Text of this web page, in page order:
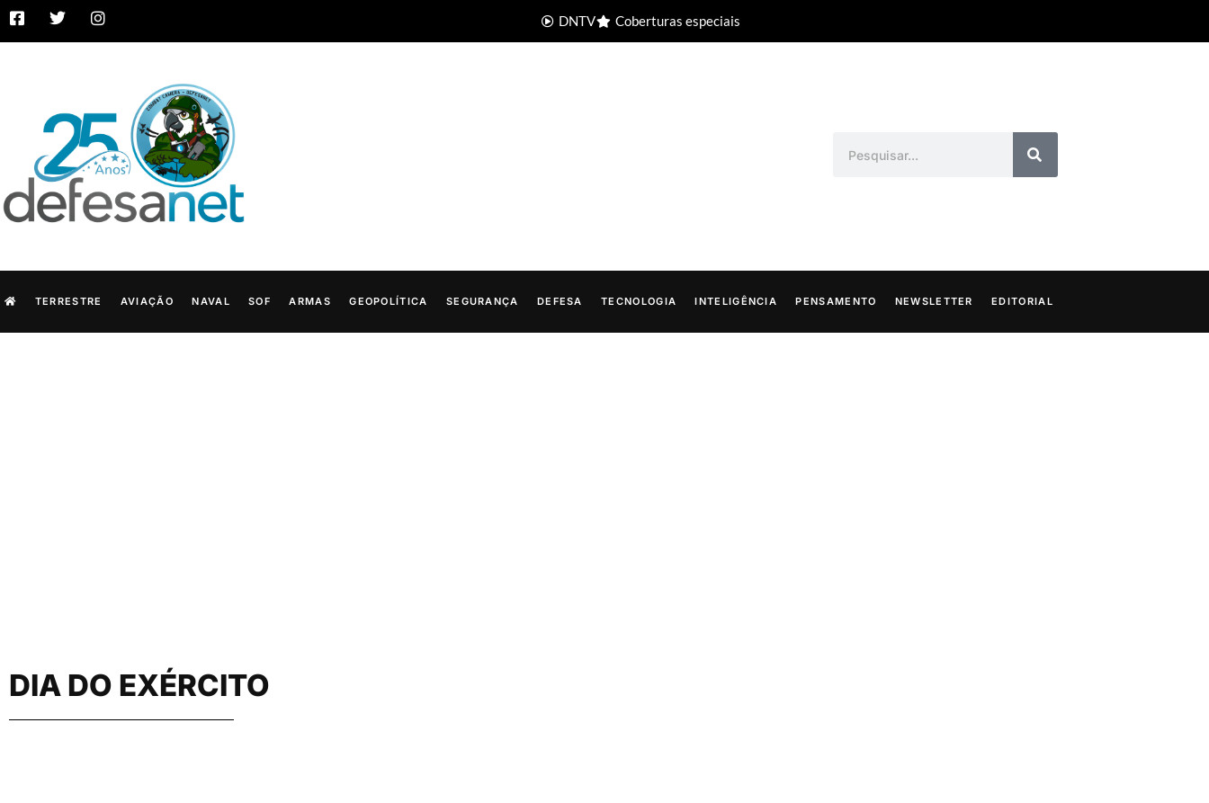
DNTV Coberturas especiais
TERRESTRE AVIAÇÃO NAVAL SOF ARMAS GEOPOLÍTICA SEGURANÇA DEFESA TECNOLOGIA INTELIGÊNCIA PENSAMENTO NEWSLETTER EDITORIAL
DIA DO EXÉRCITO